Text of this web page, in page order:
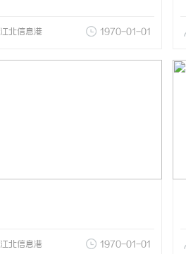
江北信息港 1970-01-01
江北信息港 1970-01-01